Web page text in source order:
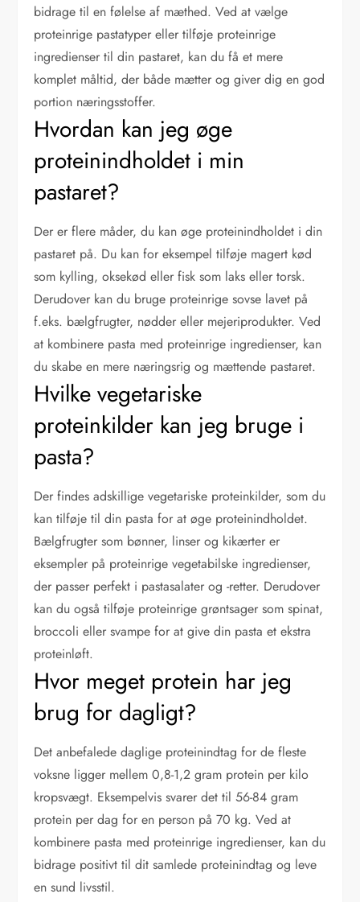
bidrage til en følelse af mæthed. Ved at vælge
proteinrige pastatyper eller tilføje proteinrige
ingredienser til din pastaret, kan du få et mere
komplet måltid, der både mætter og giver dig en god
portion næringsstoffer.
Hvordan kan jeg øge
proteinindholdet i min
pastaret?
Der er flere måder, du kan øge proteinindholdet i din
pastaret på. Du kan for eksempel tilføje magert kød
som kylling, oksekød eller fisk som laks eller torsk.
Derudover kan du bruge proteinrige sovse lavet på
f.eks. bælgfrugter, nødder eller mejeriprodukter. Ved
at kombinere pasta med proteinrige ingredienser, kan
du skabe en mere næringsrig og mættende pastaret.
Hvilke vegetariske
proteinkilder kan jeg bruge i
pasta?
Der findes adskillige vegetariske proteinkilder, som du
kan tilføje til din pasta for at øge proteinindholdet.
Bælgfrugter som bønner, linser og kikærter er
eksempler på proteinrige vegetabilske ingredienser,
der passer perfekt i pastasalater og -retter. Derudover
kan du også tilføje proteinrige grøntsager som spinat,
broccoli eller svampe for at give din pasta et ekstra
proteinløft.
Hvor meget protein har jeg
brug for dagligt?
Det anbefalede daglige proteinindtag for de fleste
voksne ligger mellem 0,8-1,2 gram protein per kilo
kropsvægt. Eksempelvis svarer det til 56-84 gram
protein per dag for en person på 70 kg. Ved at
kombinere pasta med proteinrige ingredienser, kan du
bidrage positivt til dit samlede proteinindtag og leve
en sund livsstil.